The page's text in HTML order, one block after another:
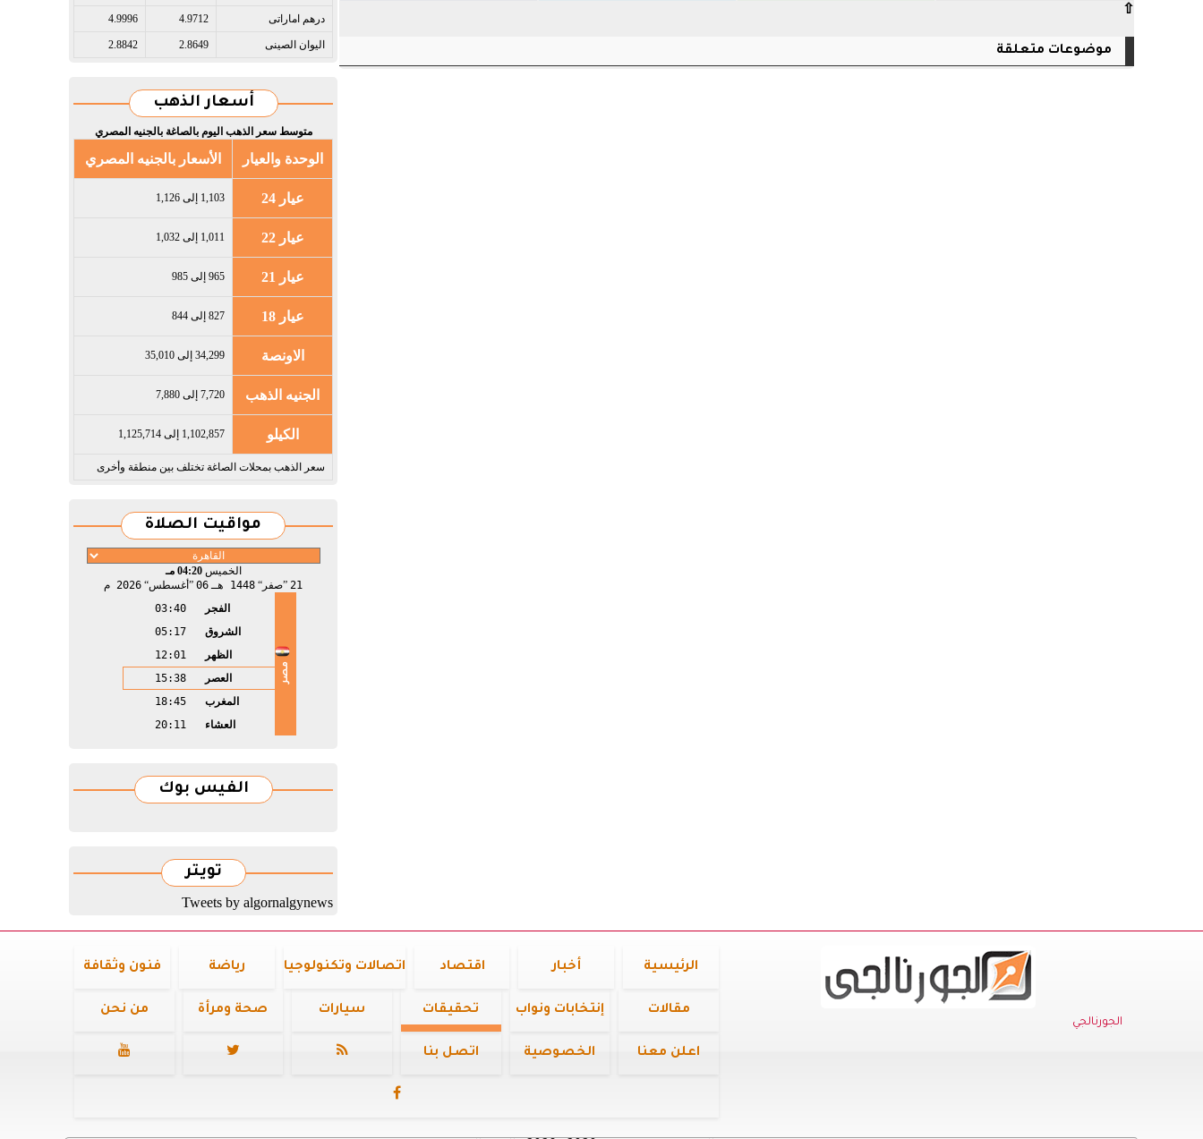
⇧
موضوعات متعلقة
درهم اماراتى​ 4.9712
4.9996
اليوان الصينى​ 2.8649
2.8842
أسعار الذهب
متوسط سعر الذهب اليوم بالصاغة بالجنيه المصري
الوحدة والعيار الأسعار بالجنيه المصري
عيار 24 1,103 إلى 1,126
عيار 22 1,011 إلى 1,032
عيار 21 965 إلى 985
عيار 18 827 إلى 844
الاونصة 34,299 إلى 35,010
الجنيه الذهب 7,720 إلى 7,880
الكيلو 1,102,857 إلى 1,125,714
سعر الذهب بمحلات الصاغة تختلف بين منطقة وأخرى
مواقيت الصلاة
الخميس04:20 مـ
21 صفر 1448 هـ 06 أغسطس 2026 م
مصر
الفجر
03:40
الشروق
05:17
الظهر
12:01
العصر
15:38
المغرب
18:45
العشاء
20:11
الفيس بوك
تويتر
Tweets by algornalgynews
الجورنالجي
الرئيسية أخبار اقتصاد اتصالات وتكنولوجيا رياضة فنون وثقافة
مقالات إنتخابات ونواب تحقيقات سيارات صحة ومرأة من نحن
اعلن معنا الخصوصية اتصل بنا 


